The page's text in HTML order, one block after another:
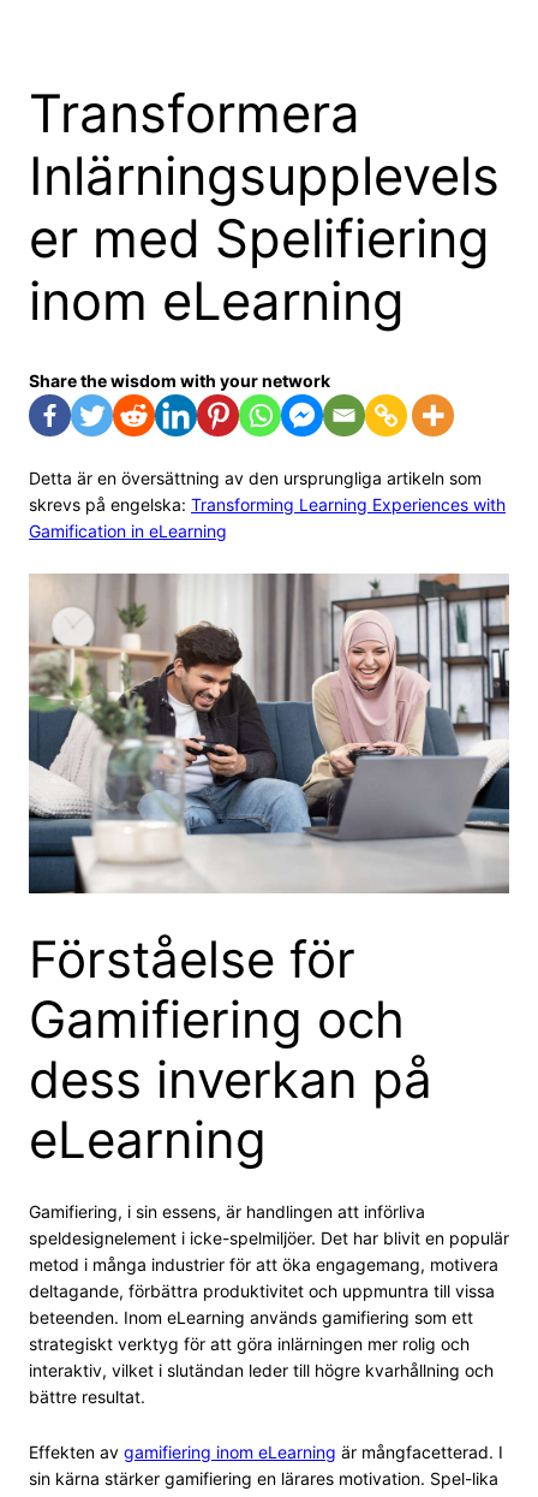
Transformera
Inlärningsupplevels
er med Spelifiering
inom eLearning
Share the wisdom with your network
Detta är en översättning av den ursprungliga artikeln som
skrevs på engelska: Transforming Learning Experiences with
Gamification in eLearning
Förståelse för
Gamifiering och
dess inverkan på
eLearning
Gamifiering, i sin essens, är handlingen att införliva
speldesignelement i icke-spelmiljöer. Det har blivit en populär
metod i många industrier för att öka engagemang, motivera
deltagande, förbättra produktivitet och uppmuntra till vissa
beteenden. Inom eLearning används gamifiering som ett
strategiskt verktyg för att göra inlärningen mer rolig och
interaktiv, vilket i slutändan leder till högre kvarhållning och
bättre resultat.
Effekten av gamifiering inom eLearning är mångfacetterad. I
sin kärna stärker gamifiering en lärares motivation. Spel-lika